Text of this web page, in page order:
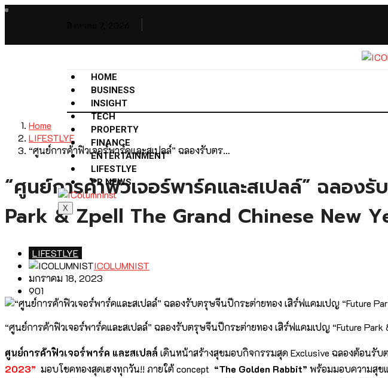
HOME
BUSINESS
INSIGHT
TECH
PROPERTY
FINANCE
ENTERTAINMENT
LIFESTLYE
PR NEWS
X
Home
LIFESTLYE
“ศูนย์การค้าฟิวเจอร์พาร์คและสเปลล์” ฉลองรับตร…
“ศูนย์การค้าฟิวเจอร์พาร์คและสเปลล์” ฉลอ
Park & Zpell The Grand Chinese New
LIFESTLYE
ICOLUMNIST
มกราคม 18, 2023
901
“ศูนย์การค้าฟิวเจอร์พาร์คและสเปลล์” ฉลองรับตรุษจีนปีกระต่ายทอง เสิร์ฟแคมเปญ “Future
ศูนย์การค้าฟิวเจอร์พาร์ค และสเปลล์ เดินหน้าสร้างสุขมอบกิจกรรมสุด Exclusive ฉลองต้อนรั
2023” มอบโชคทองสุดเฮงทุกวัน!! ภายใต้ concept “The Golden Rabbit” พร้อมมอบความสุข